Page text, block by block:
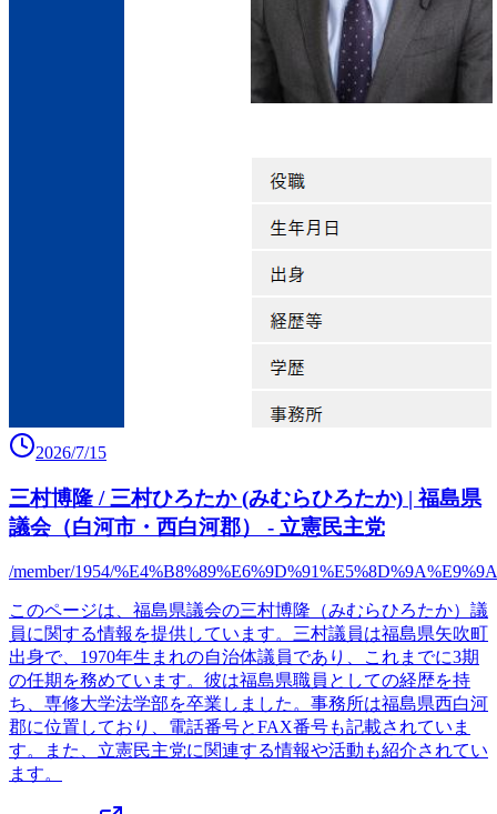
2026/7/15
三村博隆 / 三村ひろたか (みむらひろたか) | 福島県
議会（白河市・西白河郡） - 立憲民主党
/member/1954/
このページは、福島県議会の三村博隆（みむらひろたか）議
員に関する情報を提供しています。三村議員は福島県矢吹町
出身で、1970年生まれの自治体議員であり、これまでに3期
の任期を務めています。彼は福島県職員としての経歴を持
ち、専修大学法学部を卒業しました。事務所は福島県西白河
郡に位置しており、電話番号とFAX番号も記載されていま
す。また、立憲民主党に関連する情報や活動も紹介されてい
ます。